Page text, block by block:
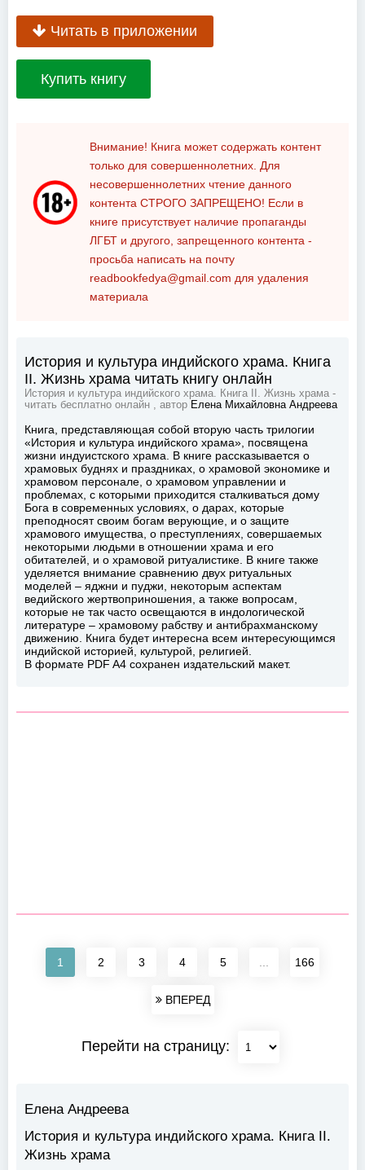
Читать в приложении
Купить книгу
Внимание! Книга может содержать контент
только для совершеннолетних. Для
несовершеннолетних чтение данного
контента СТРОГО ЗАПРЕЩЕНО! Если в
книге присутствует наличие пропаганды
ЛГБТ и другого, запрещенного контента -
просьба написать на почту
readbookfedya@gmail.com для удаления
материала
История и культура индийского храма. Книга
II. Жизнь храма читать книгу онлайн
История и культура индийского храма. Книга II. Жизнь храма -
читать бесплатно онлайн , автор Елена Михайловна Андреева
Книга, представляющая собой вторую часть трилогии
«История и культура индийского храма», посвящена
жизни индуистского храма. В книге рассказывается о
храмовых буднях и праздниках, о храмовой экономике и
храмовом персонале, о храмовом управлении и
проблемах, с которыми приходится сталкиваться дому
Бога в современных условиях, о дарах, которые
преподносят своим богам верующие, и о защите
храмового имущества, о преступлениях, совершаемых
некоторыми людьми в отношении храма и его
обитателей, и о храмовой ритуалистике. В книге также
уделяется внимание сравнению двух ритуальных
моделей – яджни и пуджи, некоторым аспектам
ведийского жертвоприношения, а также вопросам,
которые не так часто освещаются в индологической
литературе – храмовому рабству и антибрахманскому
движению. Книга будет интересна всем интересующимся
индийской историей, культурой, религией.
В формате PDF A4 сохранен издательский макет.
1 2 3 4 5 166
ВПЕРЕД
Перейти на страницу:
Елена Андреева
История и культура индийского храма. Книга II.
Жизнь храма